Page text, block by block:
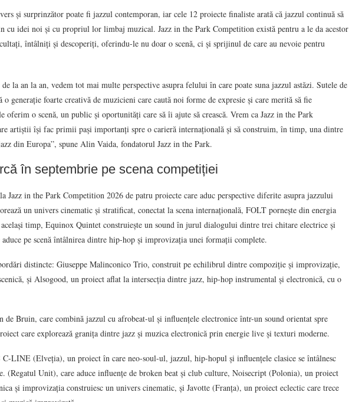
și surprinzător poate fi jazzul contemporan, iar cele 12 proiecte finaliste arată că jazzul continuă să
cu idei noi și cu propriul lor limbaj muzical. Jazz in the Park Competition există pentru a le da acestor
întâlniți și descoperiți, oferindu-le nu doar o scenă, ci și sprijinul de care au nevoie pentru
la an la an, vedem tot mai multe perspective asupra felului în care poate suna jazzul astăzi. Sutele de
generație foarte creativă de muzicieni care caută noi forme de expresie și care merită să fie
oferim o scenă, un public și oportunități care să îi ajute să crească. Vrem ca Jazz in the Park
artiștii își fac primii pași importanți spre o carieră internațională și să construim, în timp, una dintre
din Europa”, spune Alin Vaida, fondatorul Jazz in the Park.
în septembrie pe scena competiției
Jazz in the Park Competition 2026 de patru proiecte care aduc perspective diferite asupra jazzului
un univers cinematic și stratificat, conectat la scena internațională, FOLT pornește din energia
timp, Equinox Quintet construiește un sound în jurul dialogului dintre trei chitare electrice și
pe scenă întâlnirea dintre hip-hop și improvizația unei formații complete.
distincte: Giuseppe Malinconico Trio, construit pe echilibrul dintre compoziție și improvizație,
și Alsogood, un proiect aflat la intersecția dintre jazz, hip-hop instrumental și electronică, cu o
de Bruin, care combină jazzul cu afrobeat-ul și influențele electronice într-un sound orientat spre
care explorează granița dintre jazz și muzica electronică prin energie live și texturi moderne.
C-LINE (Elveția), un proiect în care neo-soul-ul, jazzul, hip-hopul și influențele clasice se întâlnesc
(Regatul Unit), care aduce influențe de broken beat și club culture, Noisecript (Polonia), un proiect
și improvizația construiesc un univers cinematic, și Javotte (Franța), un proiect eclectic care trece